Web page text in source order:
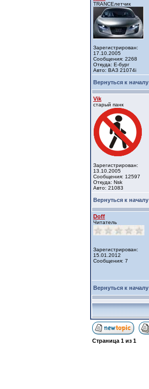
TRANCEлетчик
Зарегистрирован:
17.10.2005
Сообщения: 2268
Откуда: Е-бург
Авто: ВАЗ 21074i
Вернуться к началу
Vik
старый панк
Зарегистрирован:
13.10.2005
Сообщения: 12597
Откуда: Nsk
Авто: 21083
Вернуться к началу
Doff
Читатель
Зарегистрирован:
15.01.2012
Сообщения: 7
Вернуться к началу
Страница 1 из 1